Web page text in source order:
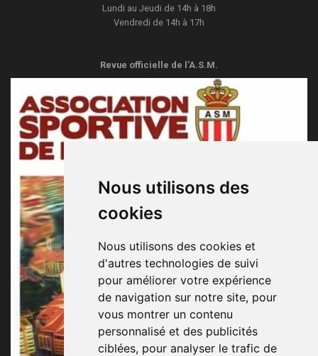
Nous utilisons des
cookies
Nous utilisons des cookies et
d'autres technologies de suivi
pour améliorer votre expérience
de navigation sur notre site, pour
vous montrer un contenu
personnalisé et des publicités
ciblées, pour analyser le trafic de
Lundi au Jeudi de 14h à 18h
Vendredi de 14h à 17h
Revue officielle de l’A.S.M.